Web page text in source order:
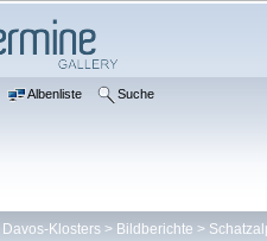
Albenliste Suche
Davos-Klosters > Bildberichte >